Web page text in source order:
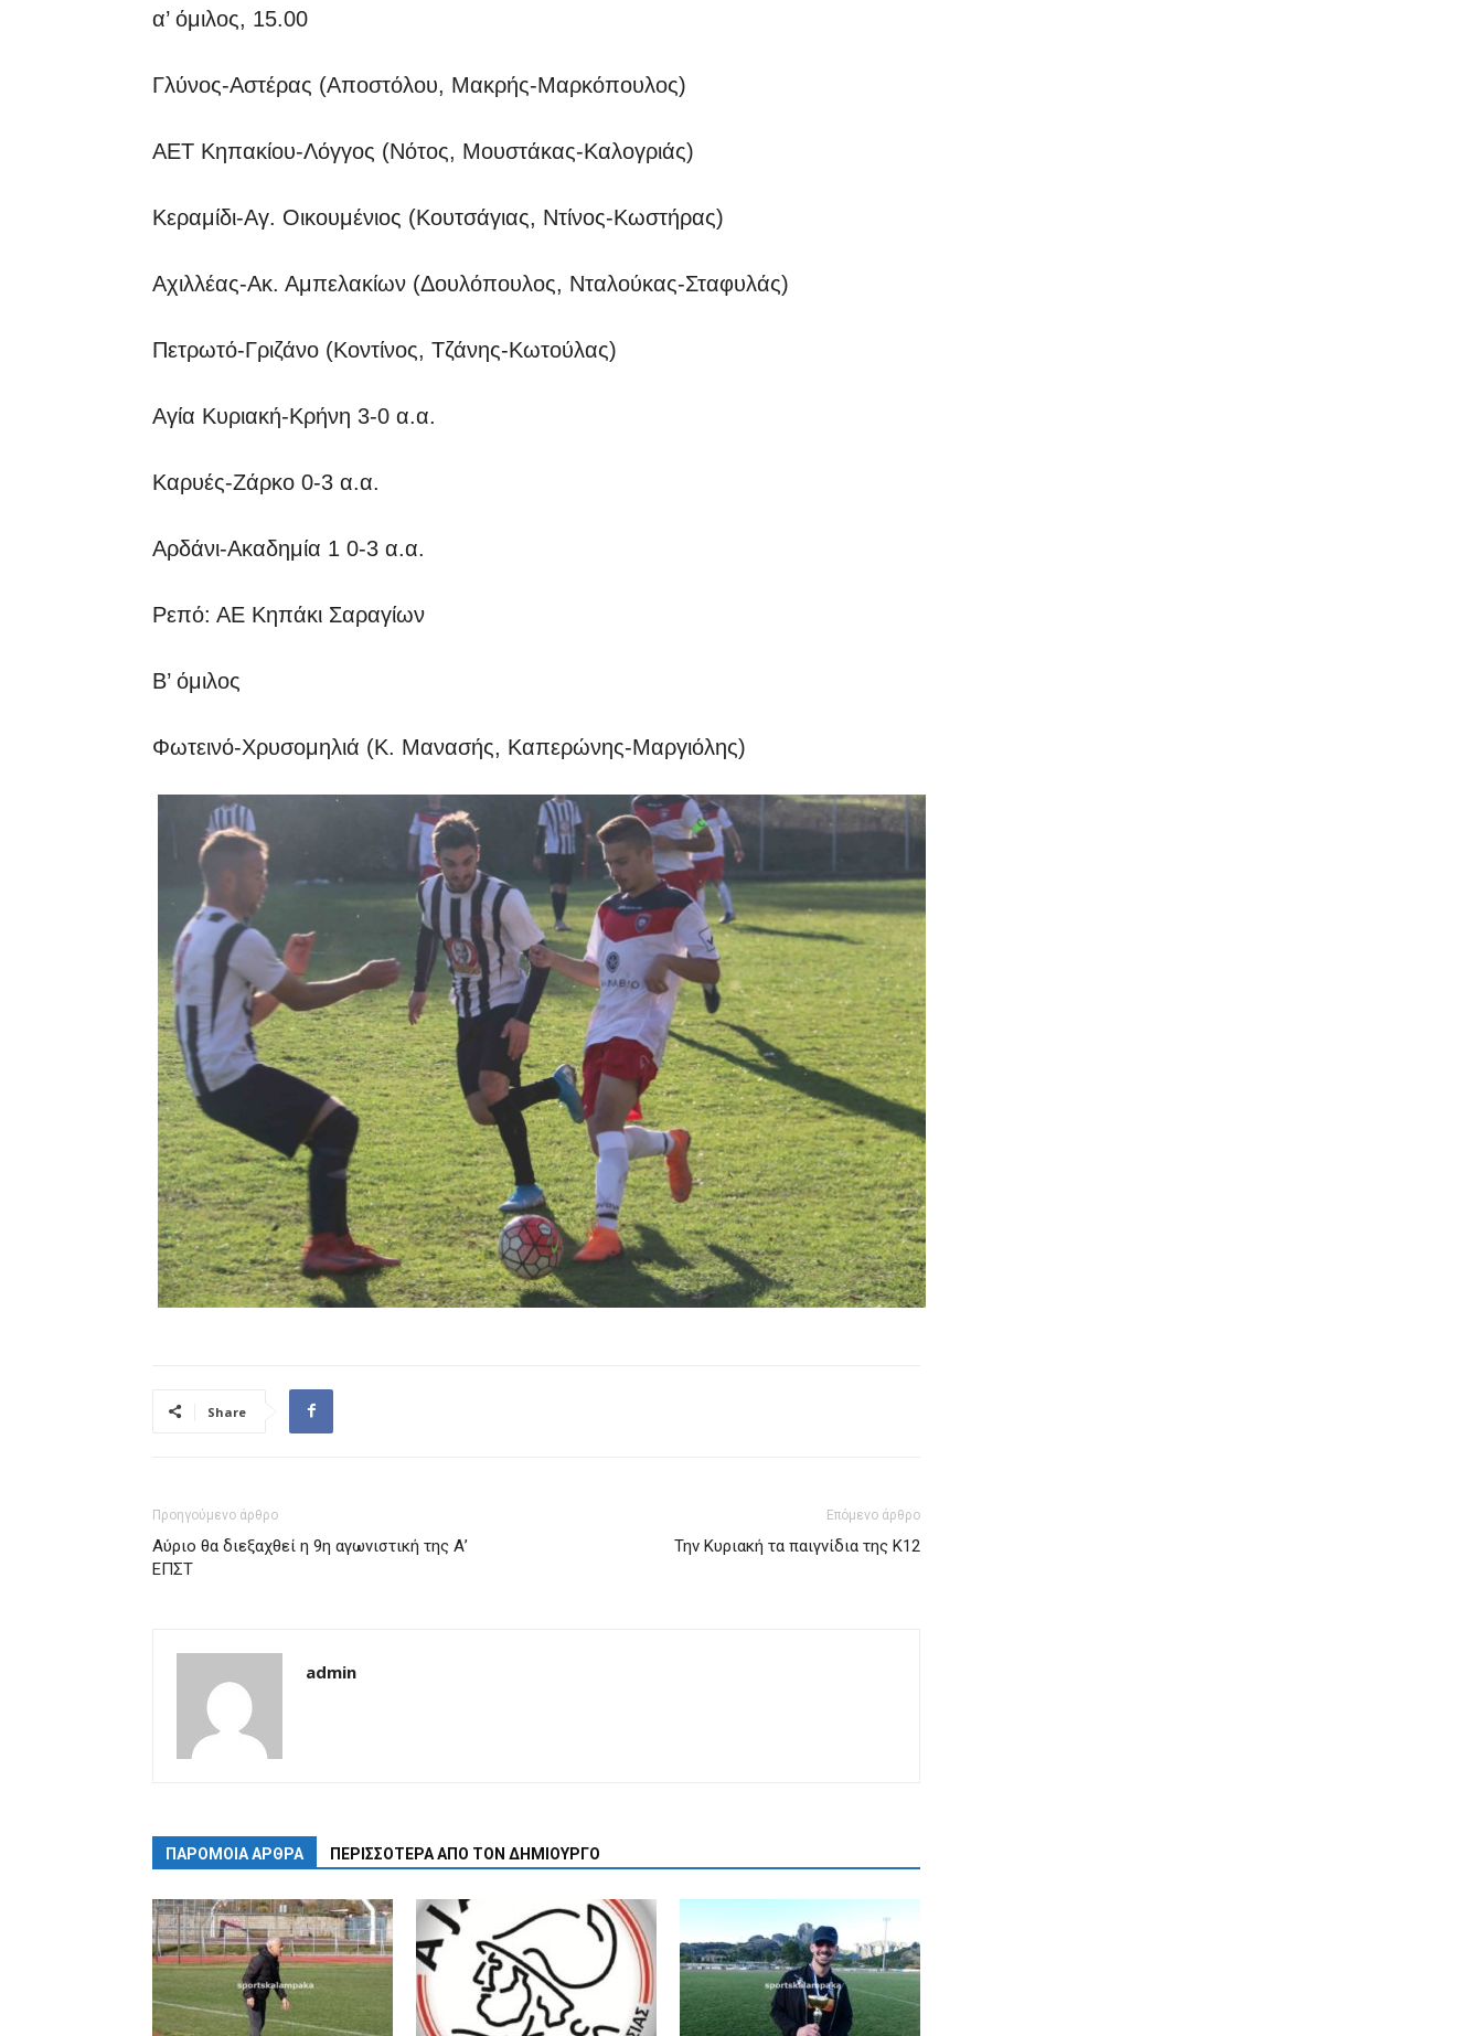
α’ όμιλος, 15.00
Γλύνος-Αστέρας (Αποστόλου, Μακρής-Μαρκόπουλος)
ΑΕΤ Κηπακίου-Λόγγος (Νότος, Μουστάκας-Καλογριάς)
Κεραμίδι-Αγ. Οικουμένιος (Κουτσάγιας, Ντίνος-Κωστήρας)
Αχιλλέας-Ακ. Αμπελακίων (Δουλόπουλος, Νταλούκας-Σταφυλάς)
Πετρωτό-Γριζάνο (Κοντίνος, Τζάνης-Κωτούλας)
Αγία Κυριακή-Κρήνη 3-0 α.α.
Καρυές-Ζάρκο 0-3 α.α.
Αρδάνι-Ακαδημία 1 0-3 α.α.
Ρεπό: ΑΕ Κηπάκι Σαραγίων
Β’ όμιλος
Φωτεινό-Χρυσομηλιά (Κ. Μανασής, Καπερώνης-Μαργιόλης)
Share
Προηγούμενο άρθρο
Αύριο θα διεξαχθεί η 9η αγωνιστική της Α’
ΕΠΣΤ
Επόμενο άρθρο
Την Κυριακή τα παιγνίδια της Κ12
admin
ΠΑΡΟΜΟΙΑ ΑΡΘΡΑ ΠΕΡΙΣΣΟΤΕΡΑ ΑΠΟ ΤΟΝ ΔΗΜΙΟΥΡΓΟ